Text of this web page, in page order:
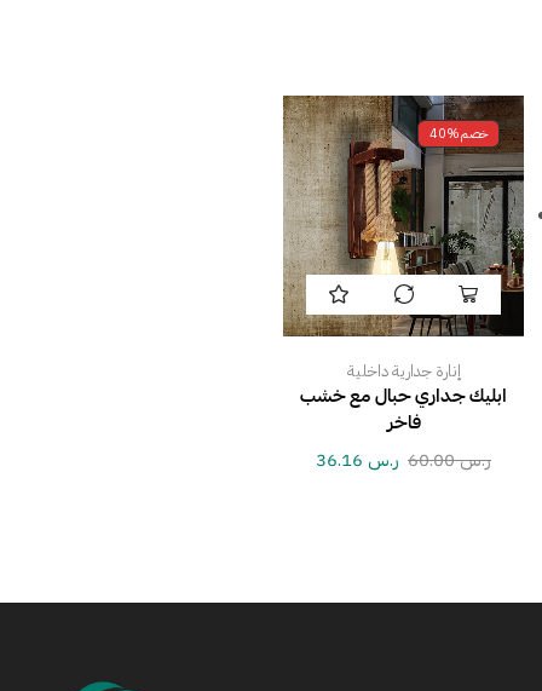
خصم40%
إنارة جدارية داخلية
ابليك جداري حبال مع خشب
فاخر
ر.س60.00 ر.س